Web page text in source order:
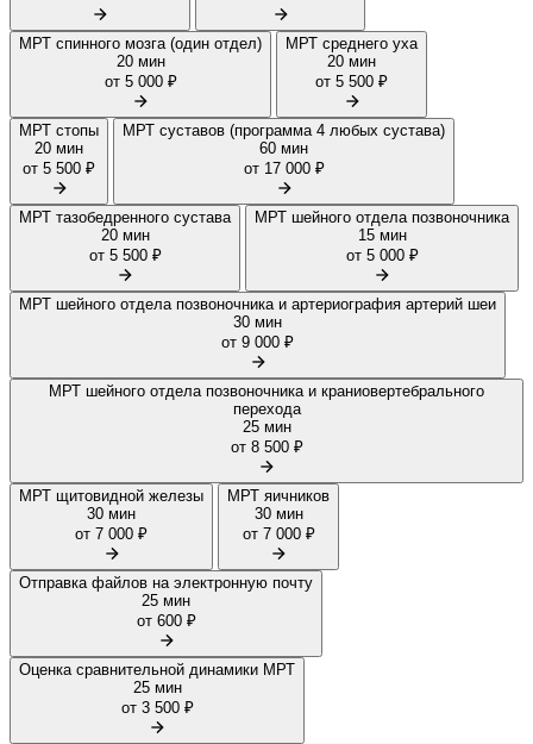
МРТ спинного мозга (один отдел)
20 мин
от 5 000 ₽
МРТ среднего уха
20 мин
от 5 500 ₽
МРТ стопы
20 мин
от 5 500 ₽
МРТ суставов (программа 4 любых сустава)
60 мин
от 17 000 ₽
МРТ тазобедренного сустава
20 мин
от 5 500 ₽
МРТ шейного отдела позвоночника
15 мин
от 5 000 ₽
МРТ шейного отдела позвоночника и артериография артерий шеи
30 мин
от 9 000 ₽
МРТ шейного отдела позвоночника и краниовертебрального
перехода
25 мин
от 8 500 ₽
МРТ щитовидной железы
30 мин
от 7 000 ₽
МРТ яичников
30 мин
от 7 000 ₽
Отправка файлов на электронную почту
25 мин
от 600 ₽
Оценка сравнительной динамики МРТ
25 мин
от 3 500 ₽